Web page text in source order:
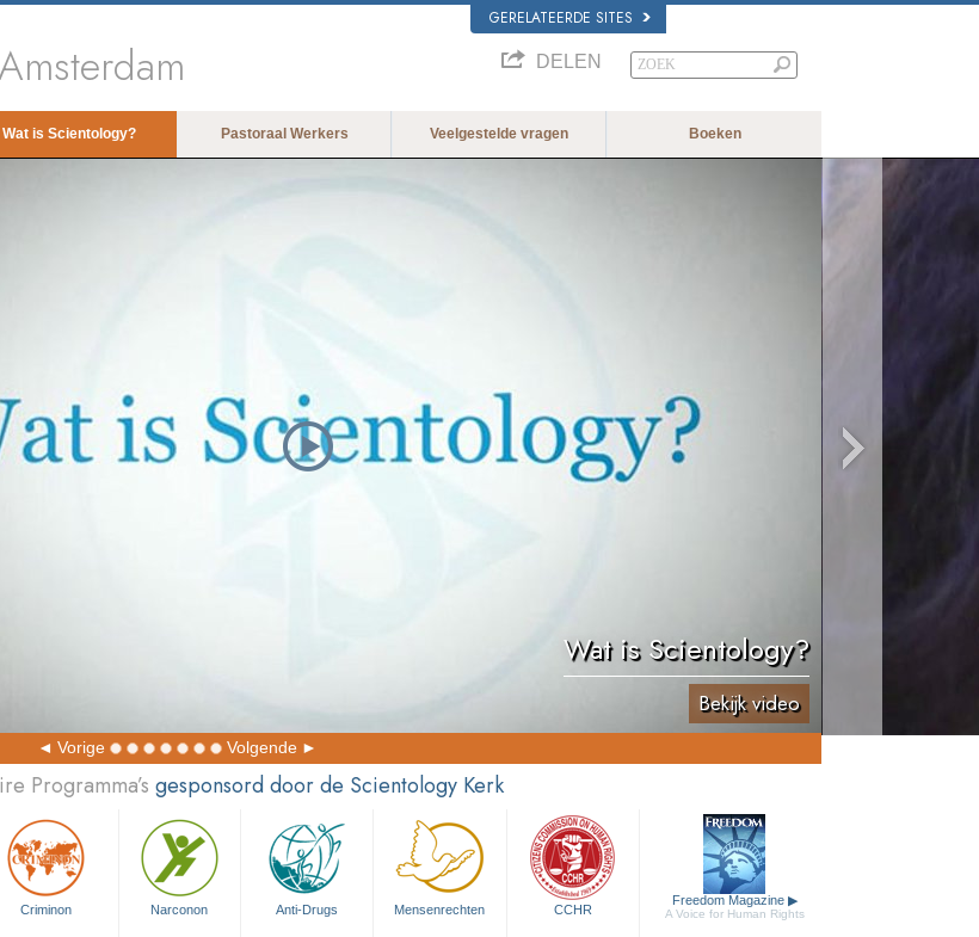
GERELATEERDE SITES
DELEN
Wat is Scientology? Pastoraal Werkers Veelgestelde vragen Boeken
Wat is Scientology?
Bekijk video
Vorige Volgende
Programma’s gesponsord door de Scientology Kerk
Criminon Narconon Anti-Drugs Mensen­rechten CCHR
Freedom Magazine ▶
A Voice for Human Rights